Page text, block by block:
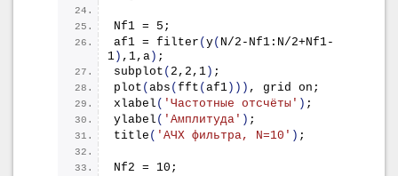
Nf1 = 5;
af1 = filter ( y( N/2-Nf1:N/2+Nf1-
1 ) ,1,a ) ;
subplot ( 2,2,1 ) ;
plot ( abs ( fft ( af1 ))) , grid on;
xlabel ( 'Частотные отсчёты' ) ;
ylabel ( 'Амплитуда' ) ;
title ( 'АЧХ фильтра, N=10' ) ;
Nf2 = 10;